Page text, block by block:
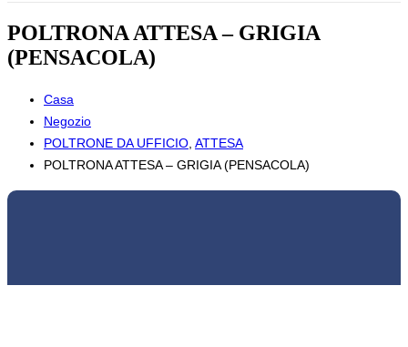
POLTRONA ATTESA – GRIGIA
(PENSACOLA)
Casa
Negozio
POLTRONE DA UFFICIO ATTESA
POLTRONA ATTESA – GRIGIA (PENSACOLA)